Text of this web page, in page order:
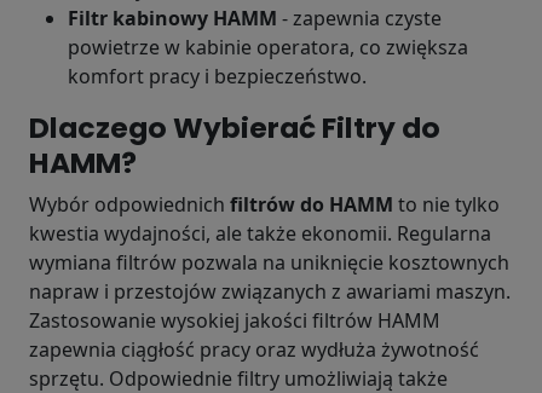
Filtr kabinowy HAMM - zapewnia czyste
powietrze w kabinie operatora, co zwiększa
komfort pracy i bezpieczeństwo.
Dlaczego Wybierać Filtry do
HAMM?
Wybór odpowiednich filtrów do HAMM to nie tylko
kwestia wydajności, ale także ekonomii. Regularna
wymiana filtrów pozwala na uniknięcie kosztownych
napraw i przestojów związanych z awariami maszyn.
Zastosowanie wysokiej jakości filtrów HAMM
zapewnia ciągłość pracy oraz wydłuża żywotność
sprzętu. Odpowiednie filtry umożliwiają także